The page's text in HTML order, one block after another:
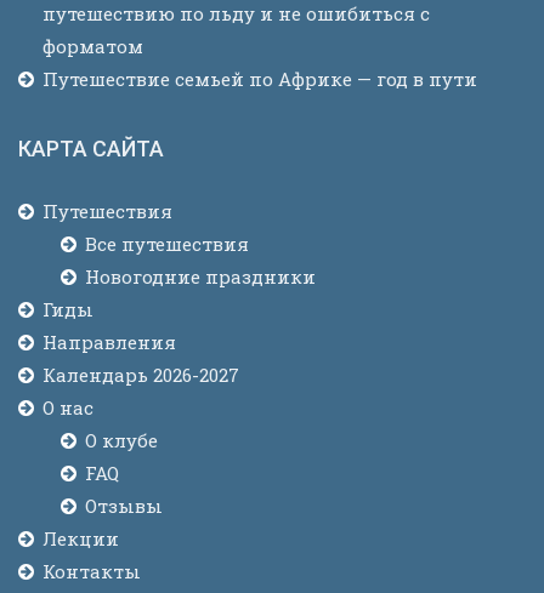
путешествию по льду и не ошибиться с
форматом
Путешествие семьей по Африке — год в пути
КАРТА САЙТА
Путешествия
Все путешествия
Новогодние праздники
Гиды
Направления
Календарь 2026-2027
О нас
О клубе
FAQ
Отзывы
Лекции
Контакты